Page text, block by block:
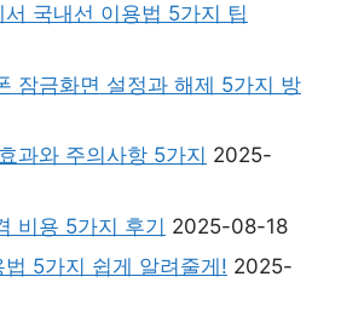
국내선 이용법 5가지 팁
잠금화면 설정과 해제 5가지 방
과와 주의사항 5가지 2025-
비용 5가지 후기 2025-08-18
5가지 쉽게 알려줄게! 2025-